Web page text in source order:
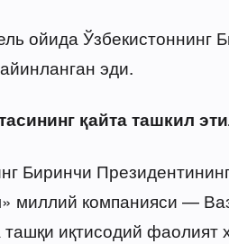
ойида Ўзбекистоннинг
эди.
қайта ташкил
Биринчи
миллий компанияси —
иқтисодий фаолият